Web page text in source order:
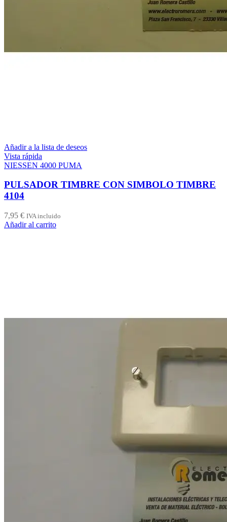
Añadir a la lista de deseos
Vista rápida
NIESSEN 4000 PUMA
PULSADOR TIMBRE CON SIMBOLO TIMBRE
4104
7,95 € IVA incluido
Añadir al carrito